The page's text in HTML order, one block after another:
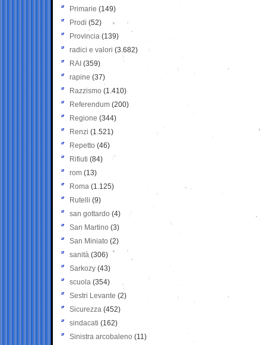
Primarie (149)
Prodi (52)
Provincia (139)
radici e valori (3.682)
RAI (359)
rapine (37)
Razzismo (1.410)
Referendum (200)
Regione (344)
Renzi (1.521)
Repetto (46)
Rifiuti (84)
rom (13)
Roma (1.125)
Rutelli (9)
san gottardo (4)
San Martino (3)
San Miniato (2)
sanità (306)
Sarkozy (43)
scuola (354)
Sestri Levante (2)
Sicurezza (452)
sindacati (162)
Sinistra arcobaleno (11)